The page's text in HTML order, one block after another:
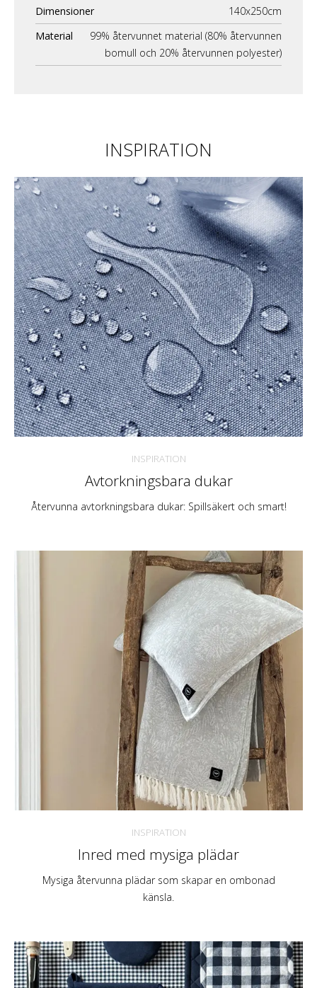
Dimensioner
140x250cm
Material
99% återvunnet material (80% återvunnen
bomull och 20% återvunnen polyester)
INSPIRATION
INSPIRATION
Avtorkningsbara dukar
Återvunna avtorkningsbara dukar: Spillsäkert och smart!
INSPIRATION
Inred med mysiga plädar
Mysiga återvunna plädar som skapar en ombonad
känsla.